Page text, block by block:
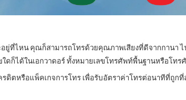
ยู่ที่ไหน คุณก็สามารถโทรด้วยคุณภาพเสียงที่ดีจากกานา ไ
ดก็ได้ในเอกวาดอร์ ทั้งหมายเลขโทรศัพท์พื้นฐานหรือโทร
รดิตหรือแพ็คเกจการโทร เพื่อรับอัตราค่าโทรต่อนาทีที่ถูก